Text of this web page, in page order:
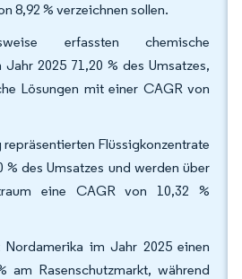
8,92 % verzeichnen sollen.
erfassten chemische
2025 71,20 % des Umsatzes,
Lösungen mit einer CAGR von
repräsentierten Flüssigkonzentrate
% des Umsatzes und werden über
eine CAGR von 10,32 %
im Jahr 2025 einen
am Rasenschutzmarkt, während